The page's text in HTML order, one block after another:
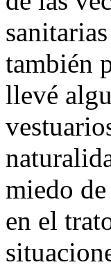
también
llevé
miedo
en el